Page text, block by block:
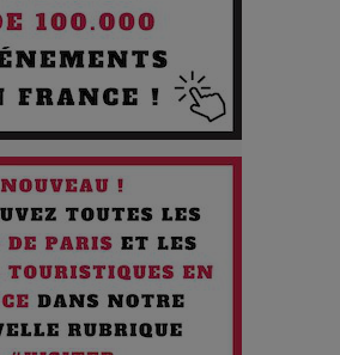
vont bien : Quand
devient un acte de
Prendre Soin de sa
on Roule toute la